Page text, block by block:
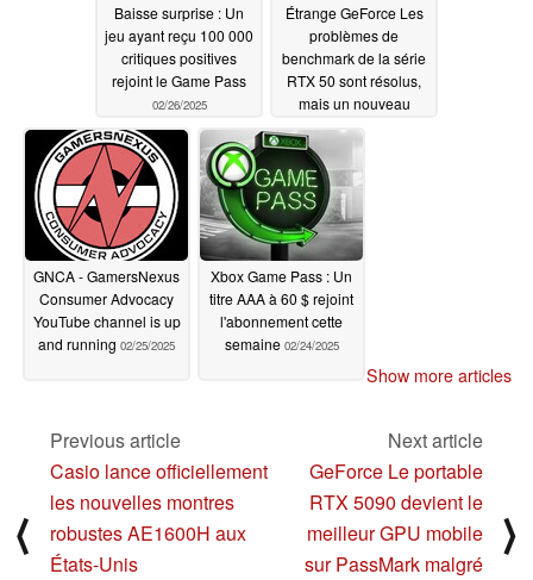
Baisse surprise : Un
jeu ayant reçu 100 000
critiques positives
rejoint le Game Pass
02/26/2025
Étrange GeForce Les
problèmes de
benchmark de la série
RTX 50 sont résolus,
mais un nouveau
problème se pose pour
les joueurs
GNCA - GamersNexus
Consumer Advocacy
YouTube channel is up
and running 02/25/2025
Xbox Game Pass : Un
titre AAA à 60 $ rejoint
l'abonnement cette
semaine 02/24/2025
Show more articles
⟨
Previous article
Casio lance officiellement
les nouvelles montres
robustes AE1600H aux
États-Unis
Next article
GeForce Le portable
RTX 5090 devient le
meilleur GPU mobile
sur PassMark malgré
⟩